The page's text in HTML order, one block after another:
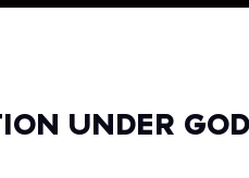
UNDER GOD